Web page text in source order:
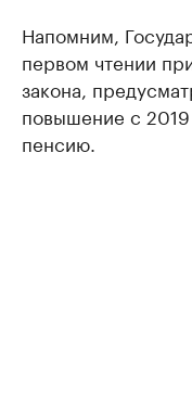
Напомним,
первом чтении
закона,
повышение с 2019
пенсию.